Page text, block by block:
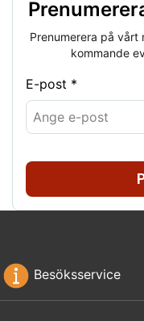
Prenumerera på
kommande
E-post *
Besöksservice